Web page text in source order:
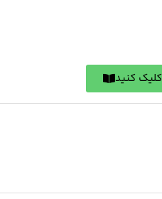
کلیک کنید